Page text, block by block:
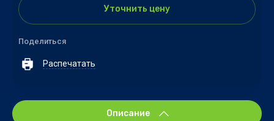
Уточнить цену
Поделиться
Распечатать
Описание